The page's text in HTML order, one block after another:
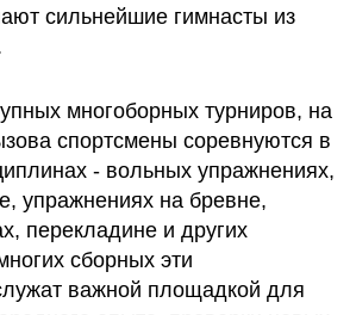
сильнейшие гимнасты из
многоборных турниров, на
спортсмены соревнуются в
- вольных упражнениях,
упражнениях на бревне,
перекладине и других
сборных эти
важной площадкой для